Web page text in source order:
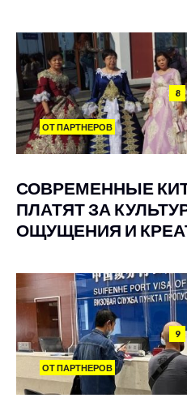
8
ОТ ПАРТНЕРОВ
СОВРЕМЕННЫЕ
ПЛАТЯТ ЗА
ОЩУЩЕНИЯ И
9
ОТ ПАРТНЕРОВ